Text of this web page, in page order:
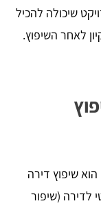
שיכולה להכיל
לאחר השיפוץ.
שיפוץ דירה
לדירה (שיפור